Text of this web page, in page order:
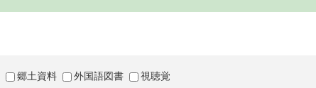
郷土資料 外国語図書 視聴覚